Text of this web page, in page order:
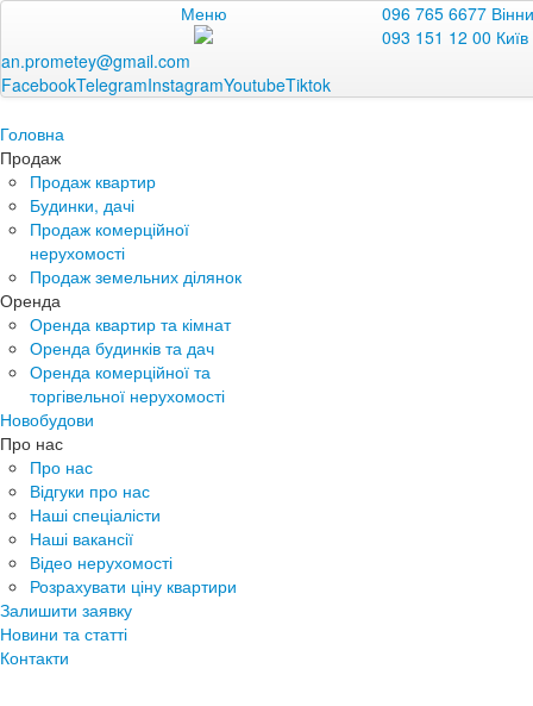
Меню
096 765 6677
093 151 12 00 Київ
an.prometey@gmail.com
FacebookTelegramInstagramYoutubeTiktok
Головна
Продаж
Продаж квартир
Будинки, дачі
Продаж комерційної
нерухомості
Продаж земельних ділянок
Оренда
Оренда квартир та кімнат
Оренда будинків та дач
Оренда комерційної та
торгівельної нерухомості
Новобудови
Про нас
Про нас
Відгуки про нас
Наші спеціалісти
Наші вакансії
Відео нерухомості
Розрахувати ціну квартири
Залишити заявку
Новини та статті
Контакти